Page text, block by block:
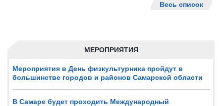
МЕРОПРИЯТИЯ
Мероприятия в День физкультурника пройдут в
большинстве городов и районов Самарской области
В Самаре будет проходить Международный
Весь список